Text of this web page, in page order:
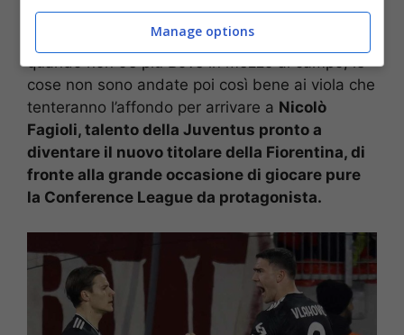
in Nazionale, attraverso le prestazioni in Serie
a pensarci, è la Fiorentina.
quando non c’è più Bove in mezzo al campo, le
cose non sono andate poi così bene ai viola che
tenteranno l’affondo per arrivare a Nicolò
Fagioli, talento della Juventus pronto a
diventare il nuovo titolare della Fiorentina, di
fronte alla grande occasione di giocare pure
la Conference League da protagonista.
Manage options